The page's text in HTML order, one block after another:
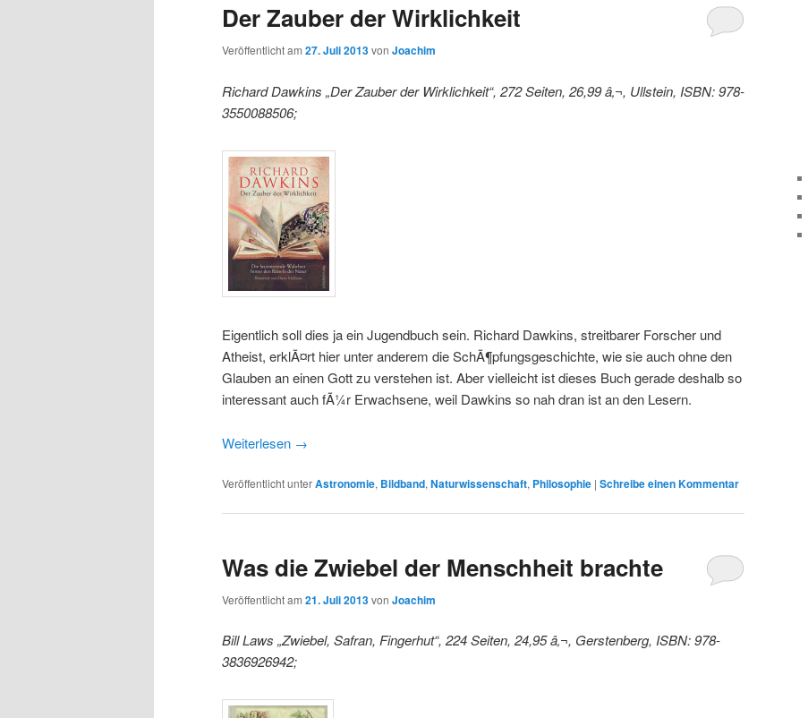
Der Zauber der Wirklichkeit
Veröffentlicht am 27. Juli 2013von Joachim
Richard Dawkins „Der Zauber der Wirklichkeit“, 272 Seiten, 26,99 â‚¬, Ullstein, ISBN: 978-
3550088506;
Eigentlich soll dies ja ein Jugendbuch sein. Richard Dawkins, streitbarer Forscher und
Atheist, erklÃ¤rt hier unter anderem die SchÃ¶pfungsgeschichte, wie sie auch ohne den
Glauben an einen Gott zu verstehen ist. Aber vielleicht ist dieses Buch gerade deshalb so
interessant auch fÃ¼r Erwachsene, weil Dawkins so nah dran ist an den Lesern.
Weiterlesen →
Veröffentlicht unterAstronomie, Bildband, Naturwissenschaft, Philosophie | Schreibe einen Kommentar
Was die Zwiebel der Menschheit brachte
Veröffentlicht am 21. Juli 2013von Joachim
Bill Laws „Zwiebel, Safran, Fingerhut“, 224 Seiten, 24,95 â‚¬, Gerstenberg, ISBN: 978-
3836926942;